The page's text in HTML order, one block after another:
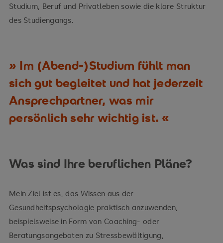
Studium, Beruf und Privatleben sowie die klare Struktur
des Studiengangs.
Im (Abend-)Studium fühlt man
sich gut begleitet und hat jederzeit
Ansprechpartner, was mir
persönlich sehr wichtig ist.
Was sind Ihre beruflichen Pläne?
Mein Ziel ist es, das Wissen aus der
Gesundheitspsychologie praktisch anzuwenden,
beispielsweise in Form von Coaching- oder
Beratungsangeboten zu Stressbewältigung,